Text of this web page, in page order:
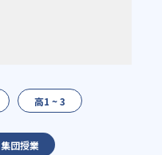
高1 ~ 3
集団授業